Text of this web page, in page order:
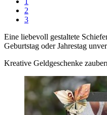
2
3
Eine liebevoll gestaltete
Geburtstag oder Jahrestag
Kreative Geldgeschenke